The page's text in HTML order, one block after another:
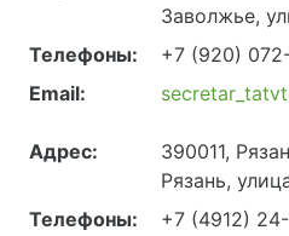
Заволжье,
Телефоны:
+7 (920)
Email:
Адрес:
390011,
Рязань,
Телефоны:
+7 (4912)